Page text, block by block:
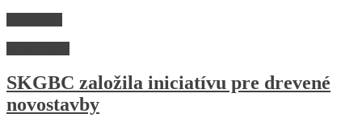
SKGBC založila iniciatívu pre drevené
novostavby